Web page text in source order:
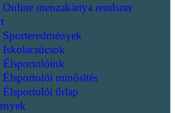
Online menzakártya rendszer
Sporteredmények
Iskolacsúcsok
Élsportolóink
Élsportolói minősítés
Élsportolói űrlap